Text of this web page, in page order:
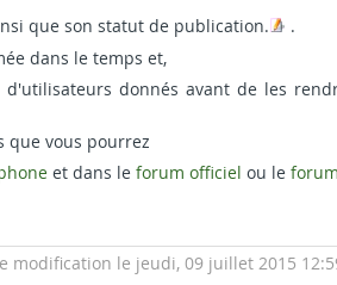
que son statut de publication.
.
dans le temps et,
donnés avant de les
que vous pourrez
et dans le forum officiel ou le
modification le jeudi, 09 juillet 2015